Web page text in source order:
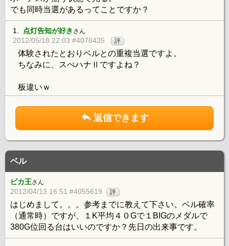
でも同時当選があるってことですか？
1. 点灯告知が好き さん
2012/05/18 22:03 #4078435 評
体験されたとおりベルとの重複当選ですよ。
ちなみに、スぺハナⅡですよね？
板違いｗ
返信できます
ベル
ピカ王さん
2012/04/13 16:51 #4055619 評
はじめまして。。。参考までに教えて下さい。ベル確率
（通常時）ですが、１K平均４０Gで１BIGのメダルで
380G位回る台はいいのですか？先日の出来事です。